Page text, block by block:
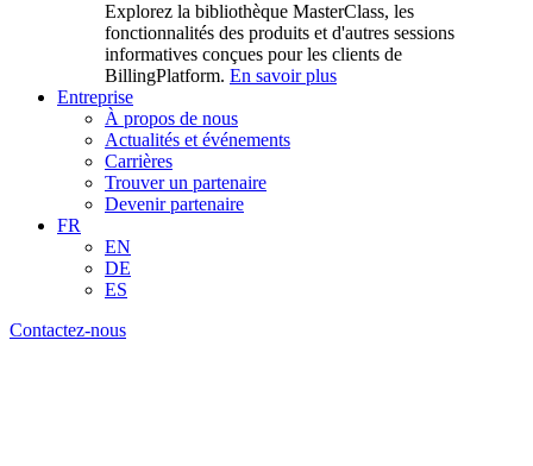
Explorez la bibliothèque MasterClass, les
fonctionnalités des produits et d'autres sessions
informatives conçues pour les clients de
BillingPlatform. En savoir plus
Entreprise
À propos de nous
Actualités et événements
Carrières
Trouver un partenaire
Devenir partenaire
FR
EN
DE
ES
Contactez-nous